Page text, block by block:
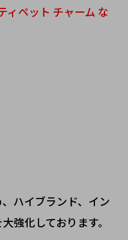
ィペット チャーム な
ハイブランド、イン
強化しております。